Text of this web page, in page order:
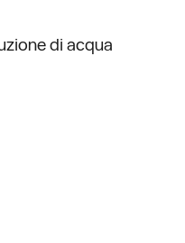
di acqua